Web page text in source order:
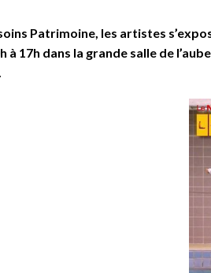
Patrimoine, les artistes
17h dans la grande salle de